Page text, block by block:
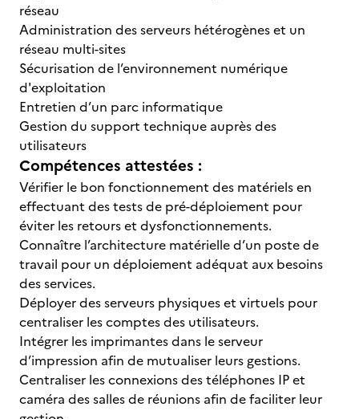
réseau
Administration des serveurs hétérogènes et un
réseau multi-sites
Sécurisation de l’environnement numérique
d'exploitation
Entretien d’un parc informatique
Gestion du support technique auprès des
utilisateurs
Compétences attestées :
Vérifier le bon fonctionnement des matériels en
effectuant des tests de pré-déploiement pour
éviter les retours et dysfonctionnements.
Connaître l’architecture matérielle d’un poste de
travail pour un déploiement adéquat aux besoins
des services.
Déployer des serveurs physiques et virtuels pour
centraliser les comptes des utilisateurs.
Intégrer les imprimantes dans le serveur
d’impression afin de mutualiser leurs gestions.
Centraliser les connexions des téléphones IP et
caméra des salles de réunions afin de faciliter leur